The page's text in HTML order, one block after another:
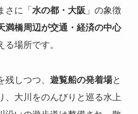
さに「 水の都・大阪 」の象徴
満橋周辺が交通・経済の中心
る場所です。
しつつ、 遊覧船の発着場と
、大川をのんびりと巡る水上